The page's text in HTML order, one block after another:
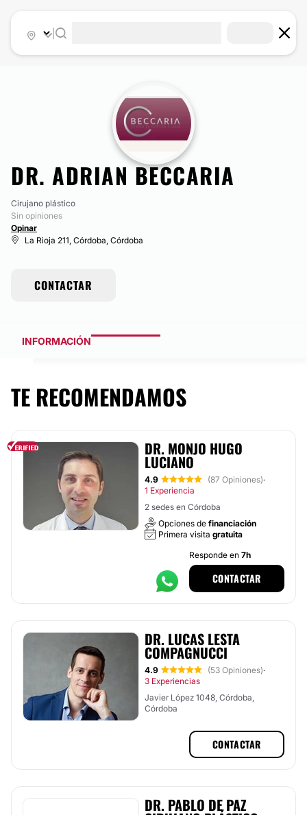
DR. ADRIAN BECCARIA
Cirujano plástico
Sin opiniones
Opinar
La Rioja 211, Córdoba, Córdoba
CONTACTAR
INFORMACIÓN
TE RECOMENDAMOS
DR. MONJO HUGO
LUCIANO
4.9 (87 Opiniones)·
1 Experiencia
2 sedes en Córdoba
Opciones de financiación
Primera visita gratuita
Responde en 7h
CONTACTAR
DR. LUCAS LESTA
COMPAGNUCCI
4.9 (53 Opiniones)·
3 Experiencias
Javier López 1048, Córdoba,
Córdoba
CONTACTAR
DR. PABLO DE PAZ